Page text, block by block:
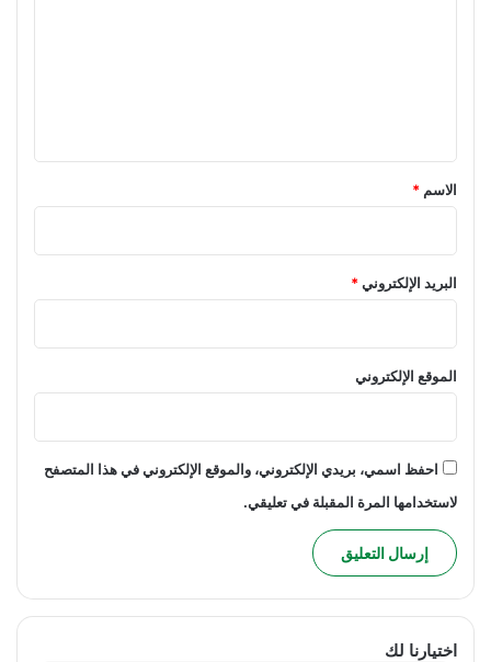
*
الاسم *
البريد الإلكتروني*
الموقع الإلكتروني
احفظ اسمي، بريدي الإلكتروني، والموقع الإلكتروني في هذا المتصفح
لاستخدامها المرة المقبلة في تعليقي.
اختيارنا لك